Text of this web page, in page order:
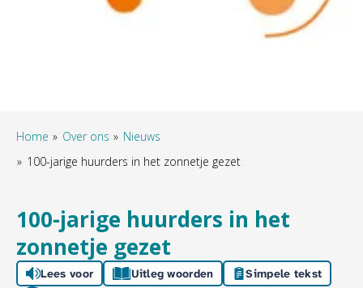
Home Over ons
Nieuws
100-jarige huurders in het zonnetje gezet
100-jarige huurders in het
zonnetje gezet
Lees voor Uitleg woorden Simpele tekst